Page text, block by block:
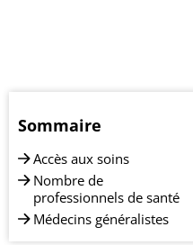
Sommaire
Accès aux soins
Nombre de
professionnels de santé
Médecins généralistes